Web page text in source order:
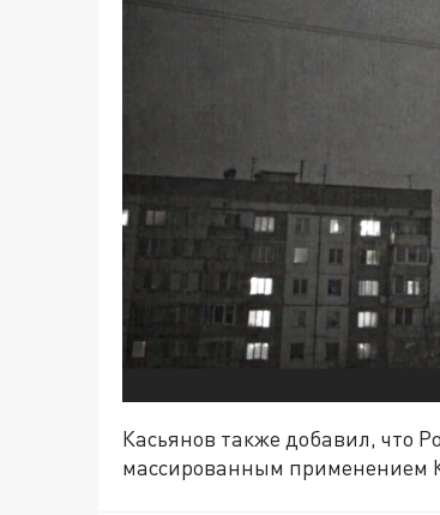
Касьянов также добавил, что
массированным применением